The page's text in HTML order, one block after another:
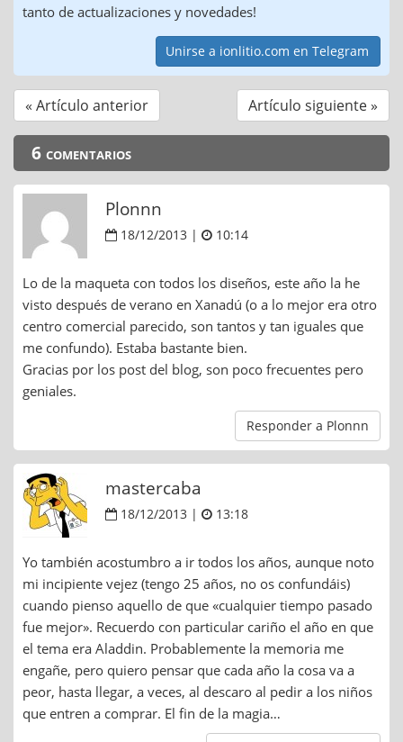
tanto de actualizaciones y novedades!
Unirse a ionlitio.com en Telegram
« Artículo anterior Artículo siguiente »
6 comentarios
Plonnn
18/12/2013 | 10:14
Lo de la maqueta con todos los diseños, este año la he
visto después de verano en Xanadú (o a lo mejor era otro
centro comercial parecido, son tantos y tan iguales que
me confundo). Estaba bastante bien.
Gracias por los post del blog, son poco frecuentes pero
geniales.
Responder a Plonnn
mastercaba
18/12/2013 | 13:18
Yo también acostumbro a ir todos los años, aunque noto
mi incipiente vejez (tengo 25 años, no os confundáis)
cuando pienso aquello de que «cualquier tiempo pasado
fue mejor». Recuerdo con particular cariño el año en que
el tema era Aladdin. Probablemente la memoria me
engañe, pero quiero pensar que cada año la cosa va a
peor, hasta llegar, a veces, al descaro al pedir a los niños
que entren a comprar. El fin de la magia…